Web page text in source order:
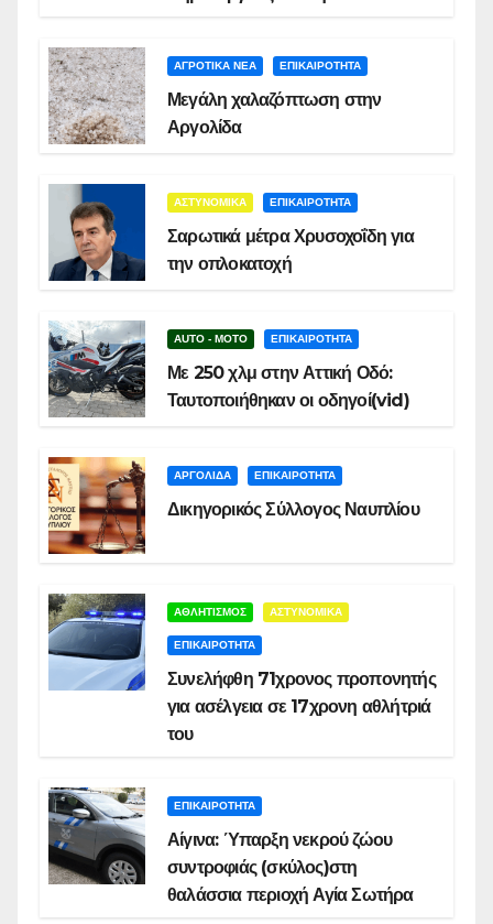
ΑΓΡΟΤΙΚΑ ΝΕΑ ΕΠΙΚΑΙΡΟΤΗΤΑ
Μεγάλη χαλαζόπτωση στην
Αργολίδα
ΑΣΤΥΝΟΜΙΚΑ ΕΠΙΚΑΙΡΟΤΗΤΑ
Σαρωτικά μέτρα Χρυσοχοΐδη για
την οπλοκατοχή
AUTO - MOTO ΕΠΙΚΑΙΡΟΤΗΤΑ
Με 250 χλμ στην Αττική Οδό:
Ταυτοποιήθηκαν οι οδηγοί(vid)
ΑΡΓΟΛΙΔΑ ΕΠΙΚΑΙΡΟΤΗΤΑ
Δικηγορικός Σύλλογος Ναυπλίου
ΑΘΛΗΤΙΣΜΟΣ ΑΣΤΥΝΟΜΙΚΑ
ΕΠΙΚΑΙΡΟΤΗΤΑ
Συνελήφθη 71χρονος προπονητής
για ασέλγεια σε 17χρονη αθλήτριά
του
ΕΠΙΚΑΙΡΟΤΗΤΑ
Αίγινα: Ύπαρξη νεκρού ζώου
συντροφιάς (σκύλος)στη
θαλάσσια περιοχή Αγία Σωτήρα